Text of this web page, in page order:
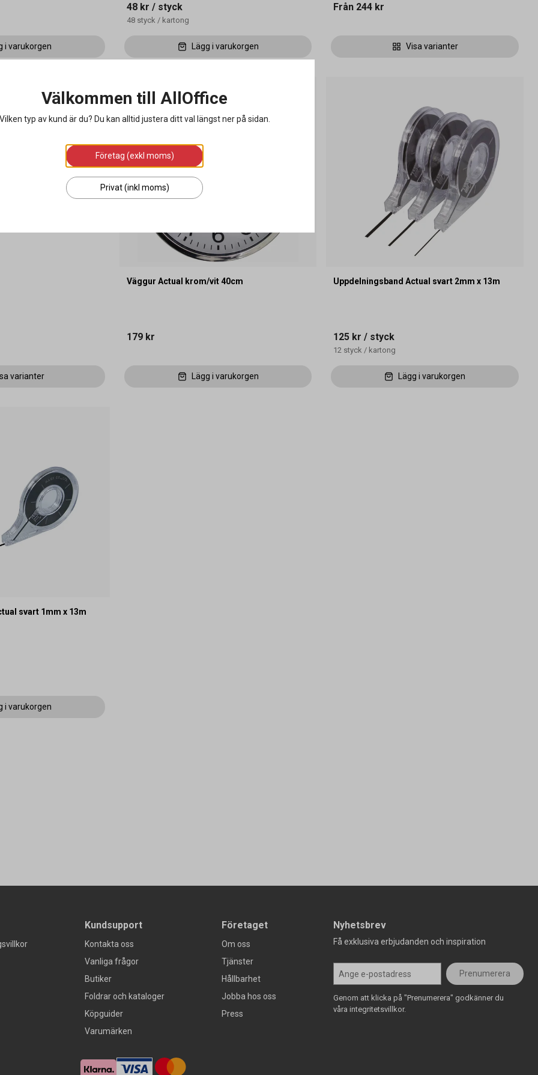
i varukorgen
48 kr / styck
48 styck / kartong
Lägg i varukorgen
Från 244 kr
Visa varianter
varianter
Väggur Actual krom/vit 40cm
179 kr
Lägg i varukorgen
Uppdelningsband Actual svart 2mm x 13m
125 kr / styck
12 styck / kartong
Lägg i varukorgen
svart 1mm x 13m
i varukorgen
Kundsupport
Kontakta oss
Vanliga frågor
Butiker
Foldrar och kataloger
Köpguider
Varumärken
Företaget
Om oss
Tjänster
Hållbarhet
Jobba hos oss
Press
Nyhetsbrev
Få exklusiva erbjudanden och inspiration
Prenumerera
Genom att klicka på "Prenumerera" godkänner du
våra integritetsvillkor.
Välkommen till AllOffice
typ av kund är du? Du kan alltid justera ditt val längst ner på sidan.
Företag (exkl moms)
Privat (inkl moms)